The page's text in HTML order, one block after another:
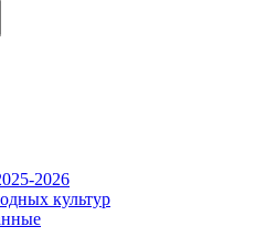
2026
культур